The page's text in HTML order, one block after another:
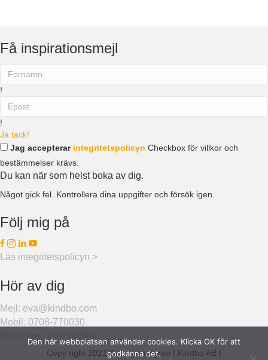
Få inspirationsmejl
!
!
Ja tack!
Jag accepterar integritetspolicyn Checkbox för villkor och
bestämmelser krävs.
Du kan när som helst boka av dig.
Något gick fel. Kontrollera dina uppgifter och försök igen.
Följ mig på
Läs integritetspolicyn >
Hör av dig
Mejl: eva@kindbo.com
Mobil: 0708-770030
Copy right 2021 Eva Synnergren | Kindbo AB |
Den här webbplatsen använder cookies. Klicka OK för att
godkänna det.